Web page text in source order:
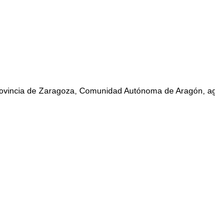
de Zaragoza, Comunidad Autónoma de Aragón,